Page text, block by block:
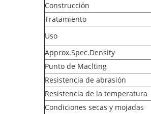
Construcción
Tratamiento
Uso
Approx.Spec.Density
Punto de Maclting
Resistencia de abrasión
Resistencia de la temperatura
Condiciones secas y mojadas